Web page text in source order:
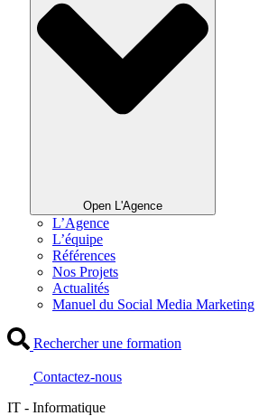
Open L'Agence
L’Agence
L’équipe
Références
Nos Projets
Actualités
Manuel du Social Media Marketing
Rechercher une formation
Contactez-nous
IT - Informatique